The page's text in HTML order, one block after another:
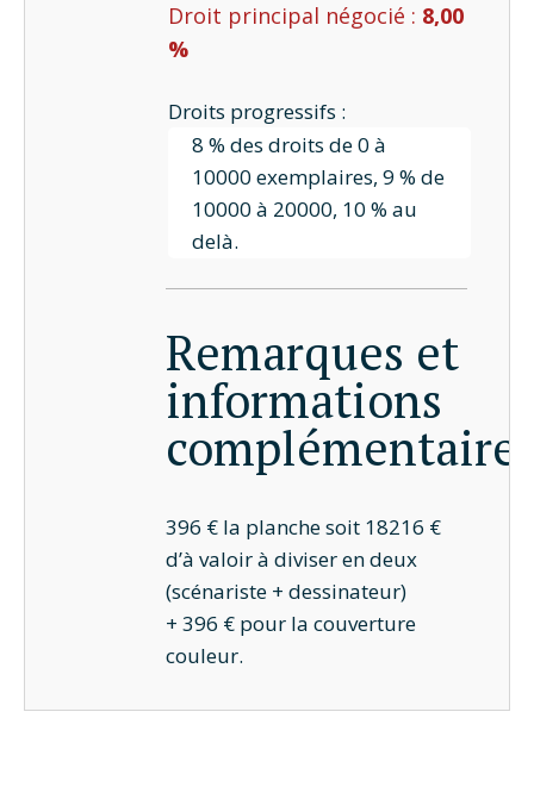
Droit principal négocié : 8,00
%
Droits progressifs :
8 % des droits de 0 à
10000 exemplaires, 9 % de
10000 à 20000, 10 % au
delà.
Remarques et
informations
396 € la planche soit 18216 €
d’à valoir à diviser en deux
(scénariste + dessinateur)
+ 396 € pour la couverture
couleur.